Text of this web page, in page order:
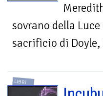
sovrano della
sacrifìcio di Doyle,
LIBRI